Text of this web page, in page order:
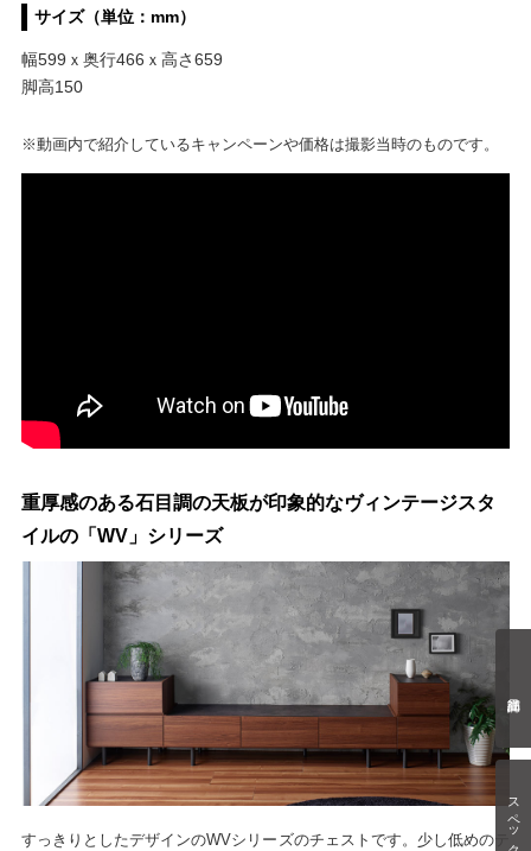
スペック情報
サイズ（単位：mm）
幅599ｘ奥行466ｘ高さ659
脚高150
※動画内で紹介しているキャンペーンや価格は撮影当時のものです。
重厚感のある石目調の天板が印象的なヴィンテージスタ
イルの「WV」シリーズ
すっきりとしたデザインのWVシリーズのチェストです。少し低めのテ